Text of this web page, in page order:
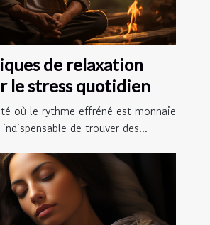
de relaxation
le stress quotidien
où le rythme effréné est monnaie
de trouver des...